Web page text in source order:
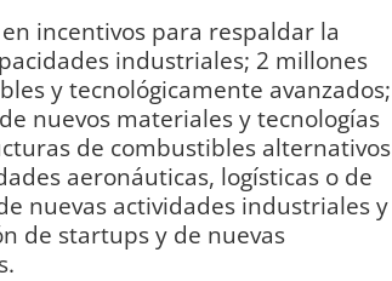
incentivos para respaldar la
industriales; 2 millones
y tecnológicamente avanzados;
nuevos materiales y tecnologías
de combustibles alternativos
aeronáuticas, logísticas o de
nuevas actividades industriales y
de startups y de nuevas